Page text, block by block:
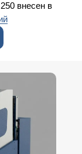
внесен в